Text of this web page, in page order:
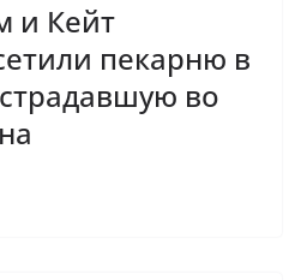
и Кейт
пекарню в
во